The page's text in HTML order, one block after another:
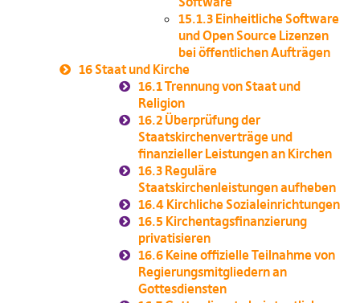
15.1.3 Einheitliche Software
und Open Source Lizenzen
bei öffentlichen Aufträgen
16Staat und Kirche
16.1Trennung von Staat und
Religion
16.2 Überprüfung der
Staatskirchenverträge und
finanzieller Leistungen an Kirchen
16.3 Reguläre
Staatskirchenleistungen aufheben
16.4 Kirchliche Sozialeinrichtungen
16.5 Kirchentagsfinanzierung
privatisieren
16.6 Keine offizielle Teilnahme von
Regierungsmitgliedern an
Gottesdiensten